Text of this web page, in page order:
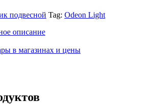
подвесной Tag: Odeon Light
описание
в магазинах и цены